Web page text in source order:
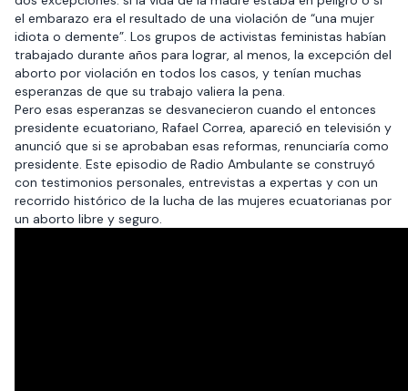
el embarazo era el resultado de una violación de “una mujer
idiota o demente”. Los grupos de activistas feministas habían
trabajado durante años para lograr, al menos, la excepción del
aborto por violación en todos los casos, y tenían muchas
esperanzas de que su trabajo valiera la pena.
Pero esas esperanzas se desvanecieron cuando el entonces
presidente ecuatoriano, Rafael Correa, apareció en televisión y
anunció que si se aprobaban esas reformas, renunciaría como
presidente. Este episodio de Radio Ambulante se construyó
con testimonios personales, entrevistas a expertas y con un
recorrido histórico de la lucha de las mujeres ecuatorianas por
un aborto libre y seguro.